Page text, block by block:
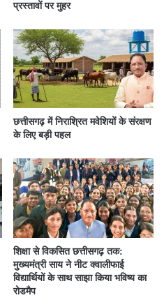
प्रस्तावों पर मुहर
छत्तीसगढ़ में निराश्रित मवेशियों के संरक्षण
के लिए बड़ी पहल
शिक्षा से विकसित छत्तीसगढ़ तक:
मुख्यमंत्री साय ने नीट क्वालीफाई
विद्यार्थियों के साथ साझा किया भविष्य का
रोडमैप